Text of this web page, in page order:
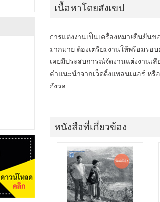
เนื้อหาโดยสังเขป
การแต่งงานเป็นเครื่องหมายยืนยัน
มากมาย ต้องเตรียมงานให้พร้อมร
เคยมีประสบการณ์จัดงานแต่งงานเ
คำแนะนำจากเว็ดดิ้งแพลนเนอร์ ห
กังวล
หนังสือที่เกี่ยวข้อง